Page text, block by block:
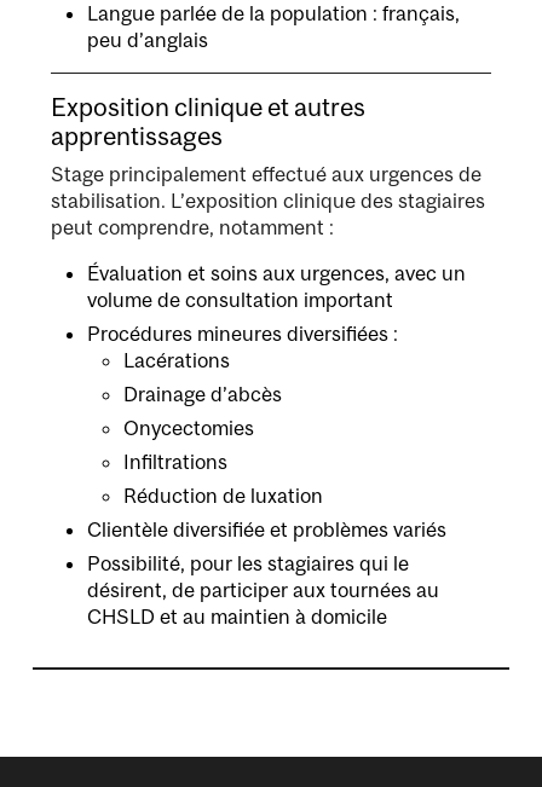
Langue parlée de la population : français,
peu d’anglais
Exposition clinique et autres
apprentissages
Stage principalement effectué aux urgences de
stabilisation. L’exposition clinique des stagiaires
peut comprendre, notamment :
Évaluation et soins aux urgences, avec un
volume de consultation important
Procédures mineures diversifiées :
Lacérations
Drainage d’abcès
Onycectomies
Infiltrations
Réduction de luxation
Clientèle diversifiée et problèmes variés
Possibilité, pour les stagiaires qui le
désirent, de participer aux tournées au
CHSLD et au maintien à domicile